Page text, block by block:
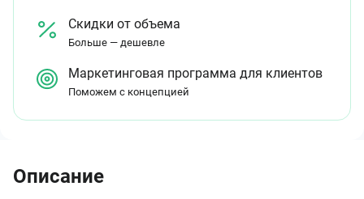
Скидки от объема
Больше — дешевле
Маркетинговая программа для клиентов
Поможем с концепцией
Описание